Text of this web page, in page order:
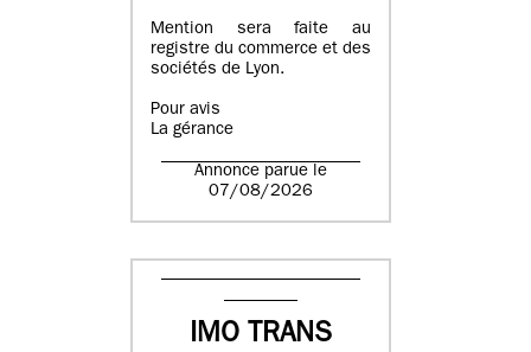
Mention sera faite au
registre du commerce et des
sociétés de Lyon.
Pour avis
La gérance
Annonce parue le
07/08/2026
IMO TRANS